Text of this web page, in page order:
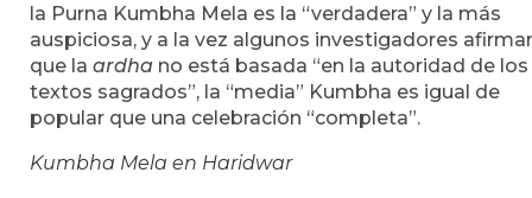
la Purna Kumbha Mela es la “verdadera” y la más
auspiciosa, y a la vez algunos investigadores
que la ardha no está basada “en la autoridad de los
textos sagrados”, la “media” Kumbha es igual de
popular que una celebración “completa”.
Kumbha Mela en Haridwar